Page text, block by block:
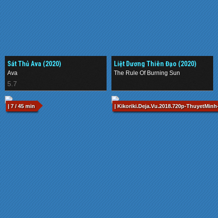
Sát Thủ Ava (2020)
Ava
5.7
Liệt Dương Thiên Đạo (2020)
The Rule Of Burning Sun
| 7 / 45 min | Kikoriki.Deja.Vu.2018.720p-